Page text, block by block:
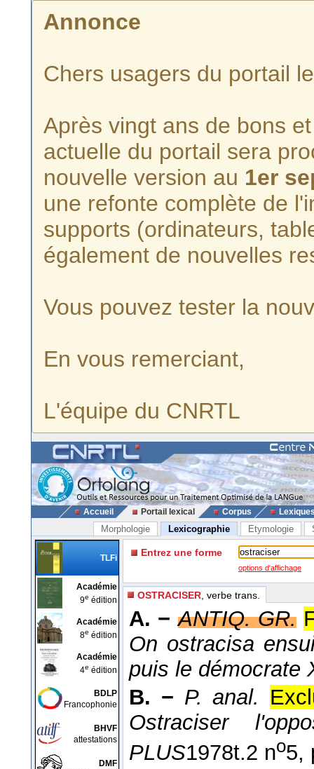
Annonce
Chers usagers du portail
Après vingt ans de bons
actuelle du portail sera
nouvelle version au 1er
une refonte complète de
supports (ordinateurs,
également de nouvelles
Vous pouvez tester la
En vous remerciant,
L'équipe du CNRTL
Accueil Portail lexical Corpus
Morphologie Lexicographie Etymologie
TLFi
Académie
9e édition
Académie
8e édition
Académie
4e édition
BDLP
Francophonie
BHVF
attestations
DMF
Entrez une forme
options d'affichage
OSTRACISER , verbe trans.
A. − ANTIQ. GR.
On ostracisa
puis le démocrate
B. − P. anal.
Ostraciser
PLUS1978t.2 no5,